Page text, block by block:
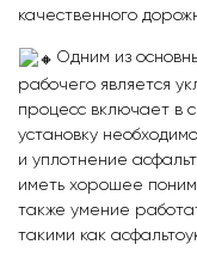
качественного
Одним из
рабочего является
процесс включает в
установку
и уплотнение
иметь хорошее
также умение
такими как